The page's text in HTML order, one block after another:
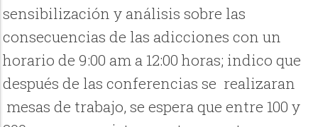
sensibilización y análisis sobre las
consecuencias de las adicciones con un
horario de 9:00 am a 12:00 horas; indico que
después de las conferencias se realizaran
mesas de trabajo, se espera que entre 100 y